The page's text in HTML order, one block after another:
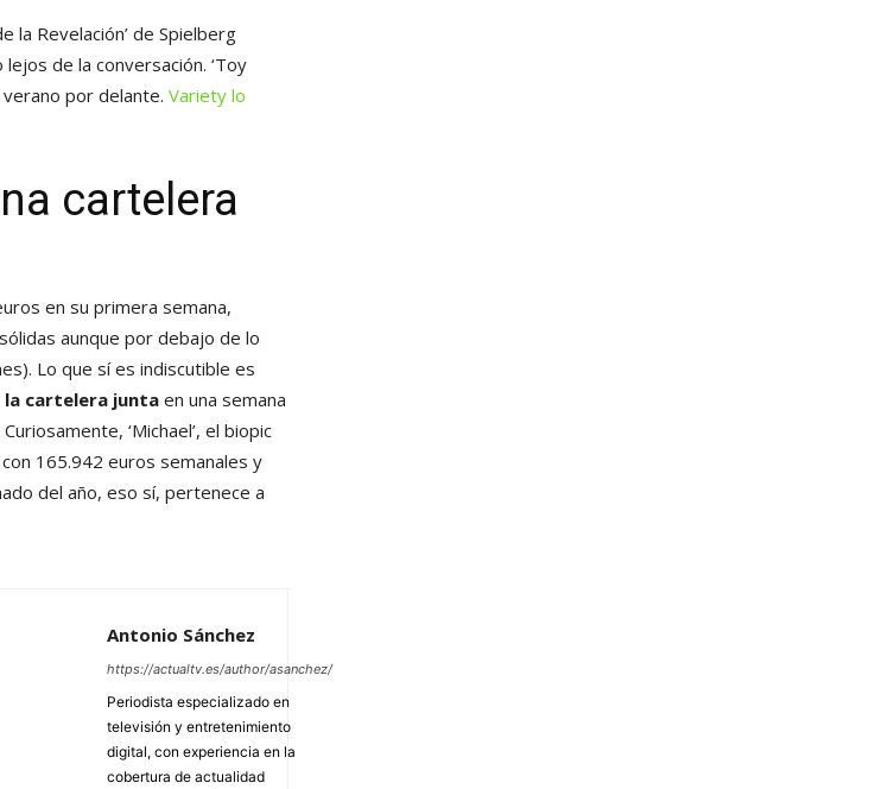
la Revelación’ de Spielberg
de la conversación. ‘Toy
por delante. Variety lo
cartelera
en su primera semana,
aunque por debajo de lo
Lo que sí es indiscutible es
la cartelera junta en una semana
‘Michael’, el biopic
165.942 euros semanales y
del año, eso sí, pertenece a
Antonio Sánchez
https://actualtv.es/author/asanchez/
Periodista especializado en
televisión y entretenimiento
digital, con experiencia en la
cobertura de actualidad